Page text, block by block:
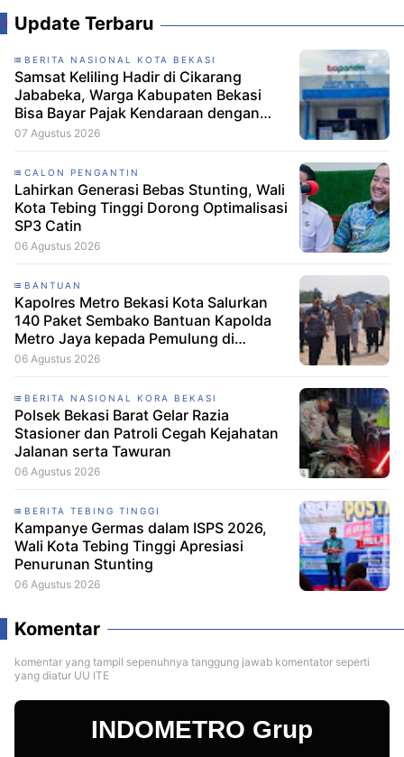
Update Terbaru
BERITA NASIONAL KOTA BEKASI
Samsat Keliling Hadir di Cikarang
Jababeka, Warga Kabupaten Bekasi
Bisa Bayar Pajak Kendaraan dengan
Mudah
07 Agustus 2026
CALON PENGANTIN
Lahirkan Generasi Bebas Stunting, Wali
Kota Tebing Tinggi Dorong Optimalisasi
SP3 Catin
06 Agustus 2026
BANTUAN
Kapolres Metro Bekasi Kota Salurkan
140 Paket Sembako Bantuan Kapolda
Metro Jaya kepada Pemulung di
Ciketing Udik
06 Agustus 2026
BERITA NASIONAL KORA BEKASI
Polsek Bekasi Barat Gelar Razia
Stasioner dan Patroli Cegah Kejahatan
Jalanan serta Tawuran
06 Agustus 2026
BERITA TEBING TINGGI
Kampanye Germas dalam ISPS 2026,
Wali Kota Tebing Tinggi Apresiasi
Penurunan Stunting
06 Agustus 2026
Komentar
komentar yang tampil sepenuhnya tanggung jawab komentator seperti
yang diatur UU ITE
INDOMETRO Grup